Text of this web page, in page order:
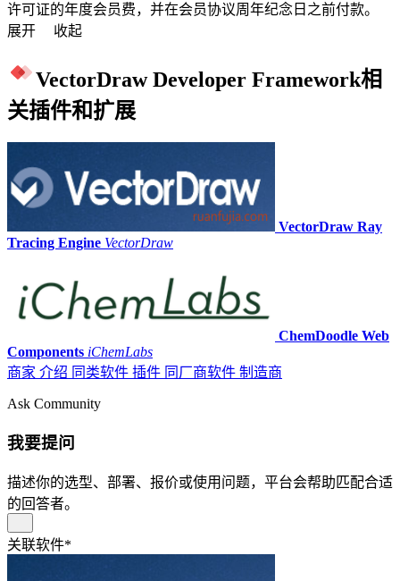
许可证的年度会员费，并在会员协议周年纪念日之前付款。
展开
收起
VectorDraw Developer Framework相
关插件和扩展
VectorDraw Ray
Tracing Engine VectorDraw
ChemDoodle Web
Components iChemLabs
商家 介绍 同类软件 插件 同厂商软件 制造商
Ask Community
我要提问
描述你的选型、部署、报价或使用问题，平台会帮助匹配合适
的回答者。
关联软件*